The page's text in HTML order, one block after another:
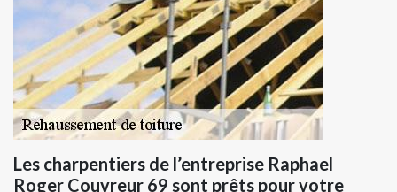
Les charpentiers de l’entreprise Raphael
Roger Couvreur 69 sont prêts pour votre